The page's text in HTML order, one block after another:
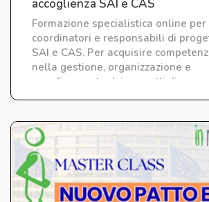
accoglienza SAI e CAS
Formazione specialistica online per
coordinatori e responsabili di
SAI e CAS. Per acquisire
nella gestione, organizzazione e
coordinamento dei progetti di